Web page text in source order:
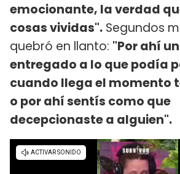
emocionante, la verdad
cosas vividas". Segundos
quebró en llanto: "Por ahí
entregado a lo que podía
cuando llega el momento
o por ahí sentís como que
decepcionaste a alguien".